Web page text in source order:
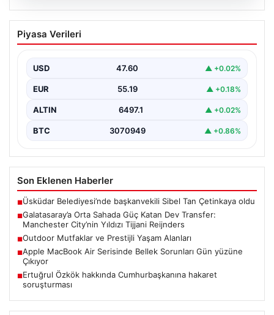
04.08.2026
Galatasaray’a Orta Sahada Güç Katan
Dev Transfer: Manchester City’nin
Galatasaray, transfer çalışmalarını yoğunlaştırdığı yaz
kırmızılı yönetim, özellikle…
Piyasa Verileri
USD 47.60 ▲ +0.02%
EUR 55.19 ▲ +0.18%
ALTIN 6497.1 ▲ +0.02%
BTC 3070949 ▲ +0.86%
Son Eklenen Haberler
■Üsküdar Belediyesi’nde başkanvekili Sibel Tan Çetinkaya oldu
■Galatasaray’a Orta Sahada Güç Katan Dev Transfer:
Manchester City’nin Yıldızı Tijjani Reijnders
■Outdoor Mutfaklar ve Prestijli Yaşam Alanları
■Apple MacBook Air Serisinde Bellek Sorunları Gün yüzüne
Çıkıyor
■Ertuğrul Özkök hakkında Cumhurbaşkanına hakaret
soruşturması